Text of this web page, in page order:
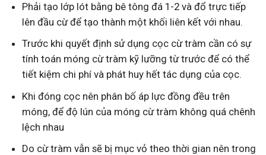
Phải tạo lớp lót bằng bê tông đá 1-2 và đổ trực tiếp
lên đầu cừ để tạo thành một khối liên kết với nhau.
Trước khi quyết định sử dụng cọc cừ tràm cần có sự
tính toán móng cừ tràm kỹ lưỡng từ trước để có thể
tiết kiệm chi phí và phát huy hết tác dụng của cọc.
Khi đóng cọc nên phân bố áp lực đồng đều trên
móng, để độ lún của móng cừ tràm không quá chênh
lệch nhau
Do cừ tràm vẫn sẽ bị mục vỏ theo thời gian nên trong